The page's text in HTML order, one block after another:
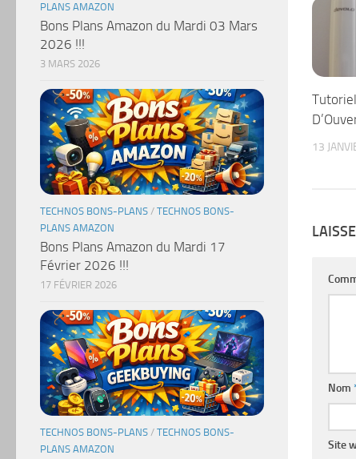
13
Nom
Site
PLANS AMAZON
Bons Plans Amazon du Mardi 03 Mars
2026 !!!
3 MARS 2026
TECHNOS BONS-PLANS / TECHNOS BONS-
PLANS AMAZON
Bons Plans Amazon du Mardi 17
Février 2026 !!!
17 FÉVRIER 2026
TECHNOS BONS-PLANS / TECHNOS BONS-
PLANS AMAZON